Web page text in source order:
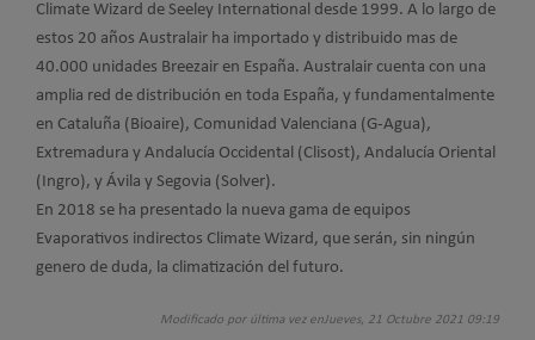
Climate Wizard de Seeley International desde 1999. A lo largo de
estos 20 años Australair ha importado y distribuido mas de
40.000 unidades Breezair en España. Australair cuenta con una
amplia red de distribución en toda España, y fundamentalmente
en Cataluña (Bioaire), Comunidad Valenciana (G-Agua),
Extremadura y Andalucía Occidental (Clisost), Andalucía Oriental
(Ingro), y Ávila y Segovia (Solver).
En 2018 se ha presentado la nueva gama de equipos
Evaporativos indirectos Climate Wizard, que serán, sin ningún
genero de duda, la climatización del futuro.
Modificado por última vez enJueves, 21 Octubre 2021 09:19